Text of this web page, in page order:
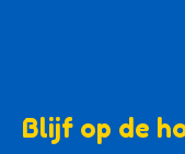
Blijf op de